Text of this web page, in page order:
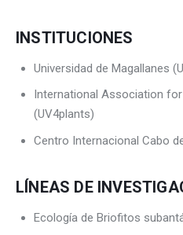
INSTITUCIONES
Universidad de Magallanes
International Association
(UV4plants)
Centro Internacional Cabo
LÍNEAS DE
Ecología de Briofitos